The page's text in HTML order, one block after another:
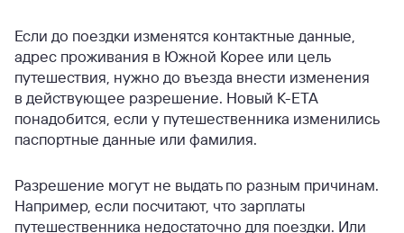
Если до поездки изменятся контактные данные,
адрес проживания в Южной Корее или цель
путешествия, нужно до въезда внести изменения
в действующее разрешение. Новый К-ЕТА
понадобится, если у путешественника изменились
паспортные данные или фамилия.
Разрешение могут не выдать по разным причинам.
Например, если посчитают, что зарплаты
путешественника недостаточно для поездки. Или